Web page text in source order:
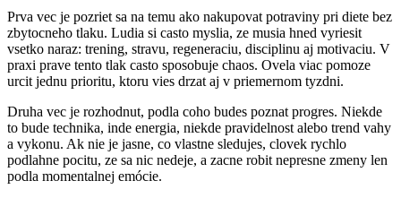
Prva vec je pozriet sa na temu ako nakupovat potraviny pri diete bez
zbytocneho tlaku. Ludia si casto myslia, ze musia hned vyriesit
vsetko naraz: trening, stravu, regeneraciu, disciplinu aj motivaciu. V
praxi prave tento tlak casto sposobuje chaos. Ovela viac pomoze
urcit jednu prioritu, ktoru vies drzat aj v priemernom tyzdni.
Druha vec je rozhodnut, podla coho budes poznat progres. Niekde
to bude technika, inde energia, niekde pravidelnost alebo trend vahy
a vykonu. Ak nie je jasne, co vlastne sledujes, clovek rychlo
podlahne pocitu, ze sa nic nedeje, a zacne robit nepresne zmeny len
podla momentalnej emócie.